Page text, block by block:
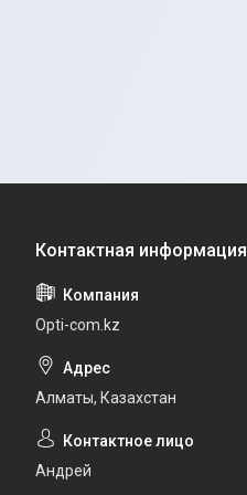
Opti-com.kz
Алматы, Казахстан
Андрей